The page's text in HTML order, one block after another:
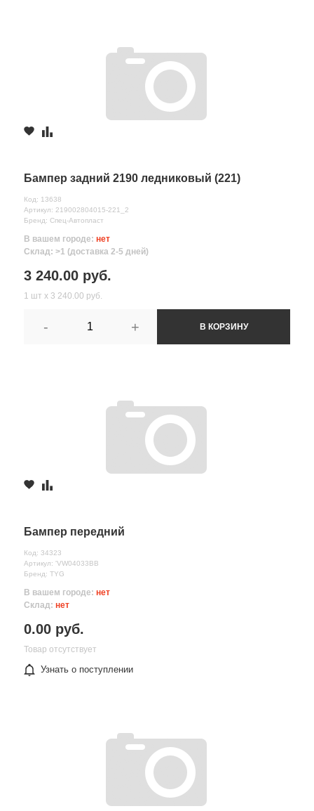
Бампер задний 2190 ледниковый (221)
Код: 13638
Артикул: 219002804015-221_2
Бренд: Спец-Автопласт
В вашем городе: нет
Склад: >1 (доставка 2-5 дней)
3 240.00 руб.
1 шт х 3 240.00 руб.
- + В КОРЗИНУ
Бампер передний
Код: 34323
Артикул: 'VW04033BB
Бренд: TYG
В вашем городе: нет
Склад: нет
0.00 руб.
Товар отсутствует
Узнать о поступлении